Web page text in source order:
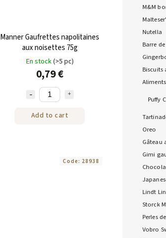
M&M
Nutella
Barre
Biscuits
Puffy
Oreo
Gâteau
Gimi
Lindt
Storck
Perles
Vobro
Manner Gaufrettes napolitaines
aux noisettes 75g
En stock(>5 pc)
0,79 €
Add to cart
Code: 28938